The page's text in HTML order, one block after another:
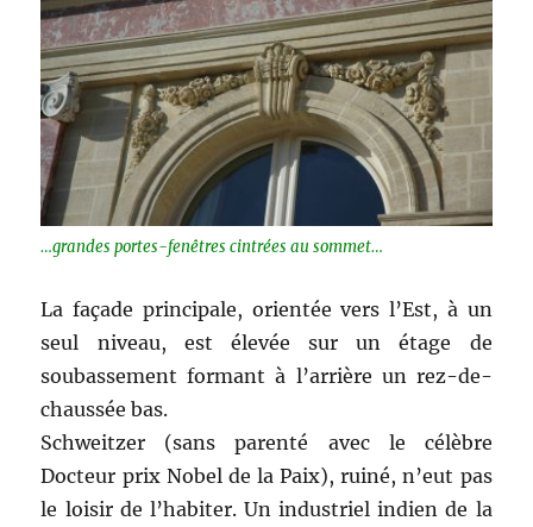
…grandes portes-fenêtres cintrées au sommet…
La façade principale, orientée vers l’Est, à un
seul niveau, est élevée sur un étage de
soubassement formant à l’arrière un rez-de-
chaussée bas.
Schweitzer (sans parenté avec le célèbre
Docteur prix Nobel de la Paix), ruiné, n’eut pas
le loisir de l’habiter. Un industriel indien de la